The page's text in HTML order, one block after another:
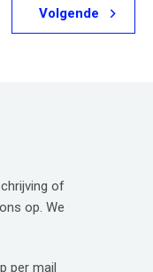
Volgende
of
op. We
per mail